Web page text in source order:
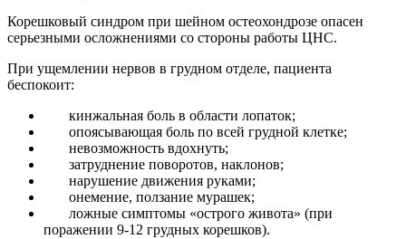
Корешковый синдром при шейном остеохондрозе опасен
серьезными осложнениями со стороны работы ЦНС.
При ущемлении нервов в грудном отделе, пациента
беспокоит:
кинжальная боль в области лопаток;
опоясывающая боль по всей грудной клетке;
невозможность вдохнуть;
затруднение поворотов, наклонов;
нарушение движения руками;
онемение, ползание мурашек;
ложные симптомы «острого живота» (при
поражении 9-12 грудных корешков).